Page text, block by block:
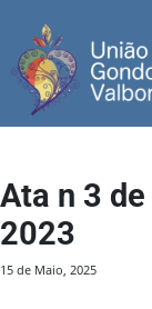
Ata n 3
2023
15 de Maio, 2025